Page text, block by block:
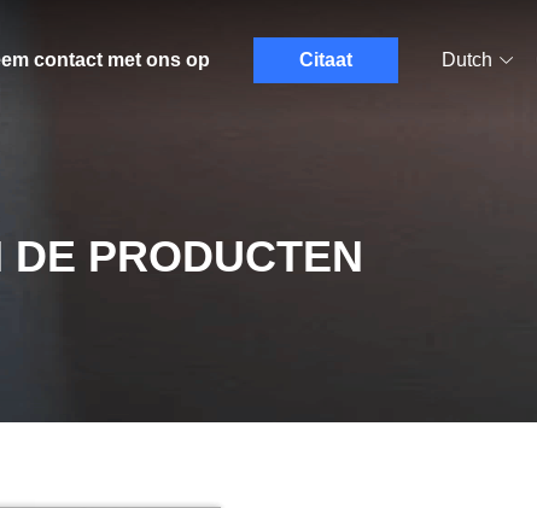
contact met ons op Citaat Dutch
PRODUCTEN